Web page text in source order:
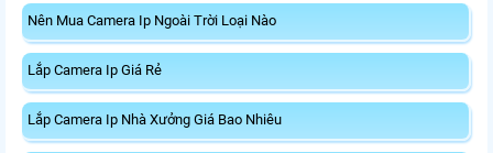
Nên Mua Camera Ip Ngoài Trời Loại Nào
Lắp Camera Ip Giá Rẻ
Lắp Camera Ip Nhà Xưởng Giá Bao Nhiêu